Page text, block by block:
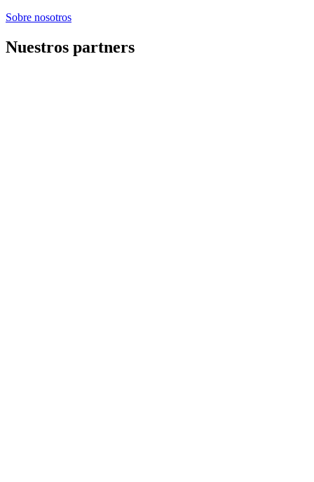
Sobre nosotros
Nuestros partners